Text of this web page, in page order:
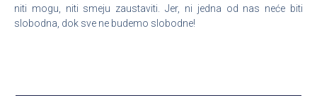
niti mogu, niti smeju zaustaviti. Jer, ni jedna od nas neće biti
slobodna, dok sve ne budemo slobodne!